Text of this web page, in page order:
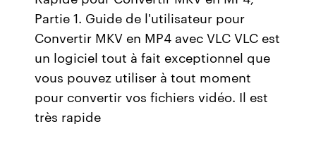
Partie 1. Guide de l'utilisateur pour
Convertir MKV en MP4 avec VLC VLC est
un logiciel tout à fait exceptionnel que
vous pouvez utiliser à tout moment
pour convertir vos fichiers vidéo. Il est
très rapide